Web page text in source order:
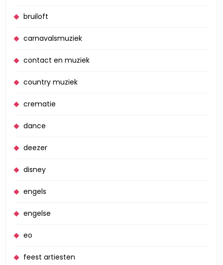
bruiloft
carnavalsmuziek
contact en muziek
country muziek
crematie
dance
deezer
disney
engels
engelse
eo
feest artiesten